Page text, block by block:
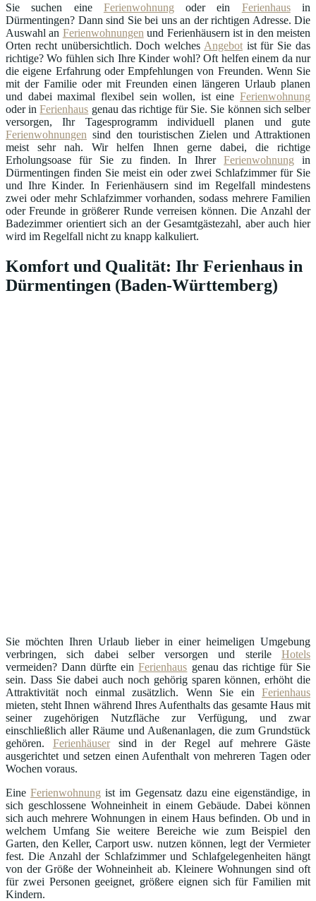
Sie suchen eine Ferienwohnung oder ein Ferienhausin
Dürmentingen? Dann sind Sie bei uns an der richtigen Adresse. Die
Auswahl an Ferienwohnungen und Ferienhäusern ist in den meisten
Orten recht unübersichtlich. Doch welches Angebotist für Sie das
richtige? Wo fühlen sich Ihre Kinder wohl? Oft helfen einem da nur
die eigene Erfahrung oder Empfehlungen von Freunden. Wenn Sie
mit der Familie oder mit Freunden einen längeren Urlaub planen
und dabei maximal flexibel sein wollen, ist eine Ferienwohnung
oder inFerienhaus genau das richtige für Sie. Sie können sich selber
versorgen, Ihr Tagesprogramm individuell planen und gute
Ferienwohnungen sind den touristischen Zielen und Attraktionen
meist sehr nah. Wir helfen Ihnen gerne dabei, die richtige
Erholungsoase für Sie zu finden. In IhrerFerienwohnung in
Dürmentingen finden Sie meist ein oder zwei Schlafzimmer für Sie
und Ihre Kinder. In Ferienhäusern sind im Regelfall mindestens
zwei oder mehr Schlafzimmer vorhanden, sodass mehrere Familien
oder Freunde in größerer Runde verreisen können. Die Anzahl der
Badezimmer orientiert sich an der Gesamtgästezahl, aber auch hier
wird im Regelfall nicht zu knapp kalkuliert.
Komfort und Qualität: Ihr Ferienhaus in
Dürmentingen (Baden-Württemberg)
Sie möchten Ihren Urlaub lieber in einer heimeligen Umgebung
verbringen, sich dabei selber versorgen und sterile Hotels
vermeiden? Dann dürfte einFerienhaus genau das richtige für Sie
sein. Dass Sie dabei auch noch gehörig sparen können, erhöht die
Attraktivität noch einmal zusätzlich. Wenn Sie ein Ferienhaus
mieten, steht Ihnen während Ihres Aufenthalts das gesamte Haus mit
seiner zugehörigen Nutzfläche zur Verfügung, und zwar
einschließlich aller Räume und Außenanlagen, die zum Grundstück
gehören. Ferienhäusersind in der Regel auf mehrere Gäste
ausgerichtet und setzen einen Aufenthalt von mehreren Tagen oder
Wochen voraus.
EineFerienwohnung ist im Gegensatz dazu eine eigenständige, in
sich geschlossene Wohneinheit in einem Gebäude. Dabei können
sich auch mehrere Wohnungen in einem Haus befinden. Ob und in
welchem Umfang Sie weitere Bereiche wie zum Beispiel den
Garten, den Keller, Carport usw. nutzen können, legt der Vermieter
fest. Die Anzahl der Schlafzimmer und Schlafgelegenheiten hängt
von der Größe der Wohneinheit ab. Kleinere Wohnungen sind oft
für zwei Personen geeignet, größere eignen sich für Familien mit
Kindern.